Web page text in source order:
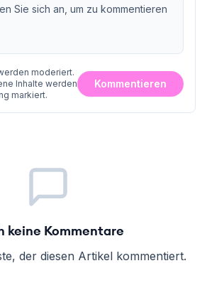
moderiert.
Inhalte werden
markiert.
Kommentieren
keine Kommentare
der diesen Artikel kommentiert.